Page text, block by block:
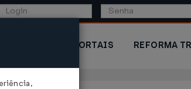
PORTAIS REFORMA